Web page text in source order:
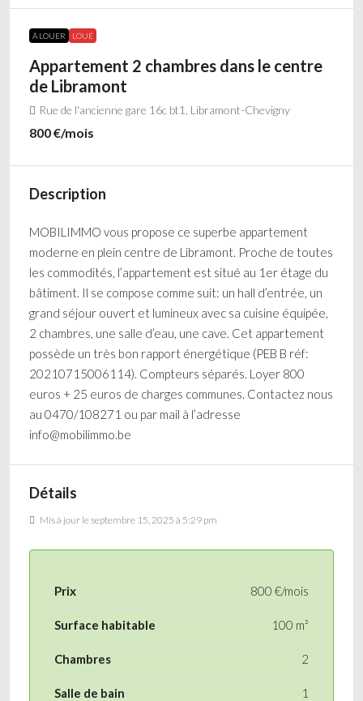
À LOUER LOUÉ
Appartement 2 chambres dans le centre
de Libramont
Rue de l'ancienne gare 16c bt1, Libramont-Chevigny
800 €/mois
Description
MOBILIMMO vous propose ce superbe appartement
moderne en plein centre de Libramont. Proche de toutes
les commodités, l’appartement est situé au 1er étage du
bâtiment. Il se compose comme suit: un hall d’entrée, un
grand séjour ouvert et lumineux avec sa cuisine équipée,
2 chambres, une salle d’eau, une cave. Cet appartement
possède un très bon rapport énergétique (PEB B réf:
20210715006114). Compteurs séparés. Loyer 800
euros + 25 euros de charges communes. Contactez nous
au 0470/108271 ou par mail à l’adresse
info@mobilimmo.be
Détails
Mis à jour le septembre 15, 2025 à 5:29 pm
Prix 800 €/mois
Surface habitable 100 m²
Chambres 2
Salle de bain 1